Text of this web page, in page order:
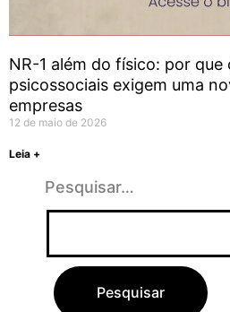
NR-1 além do físico: por que
psicossociais exigem uma
empresas
12 de maio de 2026
Leia +
Pesquisar…